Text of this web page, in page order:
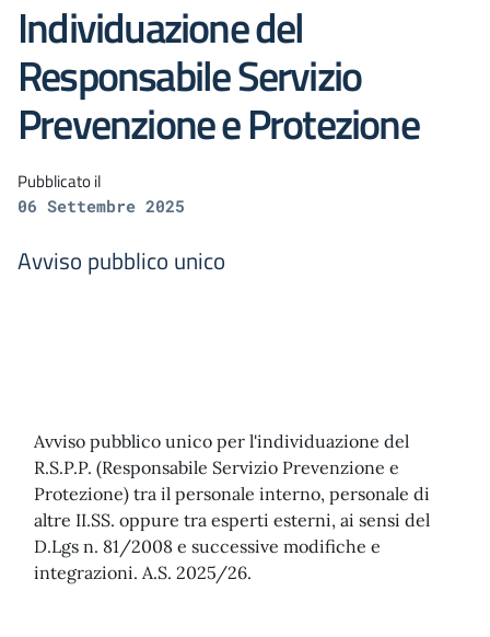
Individuazione del
Responsabile Servizio
Prevenzione e Protezione
Pubblicato il
06 Settembre 2025
Avviso pubblico unico
Avviso pubblico unico per l'individuazione del
R.S.P.P. (Responsabile Servizio Prevenzione e
Protezione) tra il personale interno, personale di
altre II.SS. oppure tra esperti esterni, ai sensi del
D.Lgs n. 81/2008 e successive modifiche e
integrazioni. A.S. 2025/26.